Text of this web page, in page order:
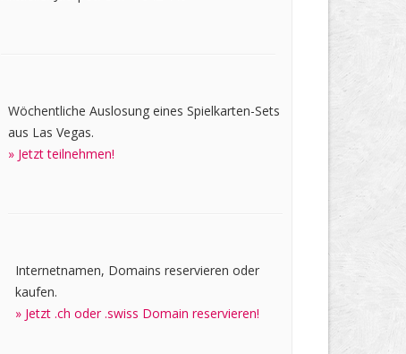
Wöchentliche Auslosung eines Spielkarten-Sets
aus Las Vegas.
» Jetzt teilnehmen!
Internetnamen, Domains reservieren oder
kaufen.
» Jetzt .ch oder .swiss Domain reservieren!